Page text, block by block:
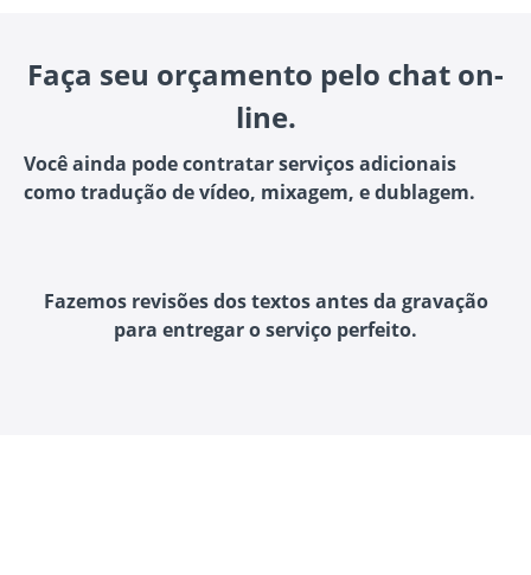
Faça seu orçamento pelo chat on-
line.
Você ainda pode contratar serviços adicionais
como tradução de vídeo, mixagem, e dublagem.
Fazemos revisões dos textos antes da gravação
para entregar o serviço perfeito.